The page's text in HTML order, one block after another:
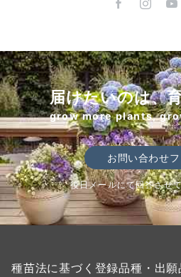
届けたいのは、
grow more plants,
お問い合わせフ
後日メールにて回答させ
種苗法に基づく登録品種・出